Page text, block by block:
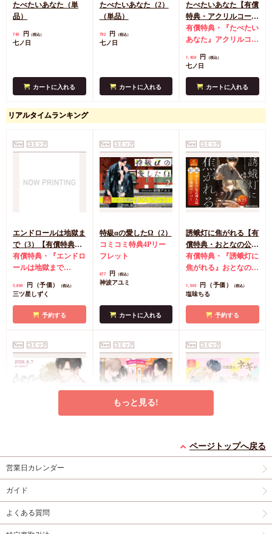
たべたいあなた（単
品）
748 円 （税込）
七ノ日
カートに入れる
たべたいあなた（2）
（単品）
792 円 （税込）
七ノ日
カートに入れる
たべたいあなた【有償
特典・アクリルコース
ター】
有償特典・『たべたい
あなた』アクリルコー
1,408 円 （税込）
七ノ日
カートに入れる
リアルタイムランキング
New コミック
エンドロールは地獄ま
で（3）【有償特典・
小冊子＋箔押しA5ア
クリルボード】
有償特典・『エンドロ
ールは地獄まで
典・『エンドロールは
しA5アクリルボード
コミコミ特典8P小冊
風A5イラストカード
3,894 円（予価） （税込）
三ツ星しずく
予約する
New コミック
特級αの愛したΩ（2）
コミコミ特典4Pリー
フレット
877 円 （税込）
神波アユミ
カートに入れる
New コミック
誘蛾灯に焦がれる【有
償特典・おとなの公式
同人誌】
有償特典・『誘蛾灯に
焦がれる』おとなの公
典漫画ペーパー
1,540 円（予価） （税込）
塩味ちる
予約する
New コミック
有償特典・『うなじに
恋の痕』12P小冊子
1,295
永乃あづみ
カートに入れる
New コミック
ず【有償】+柴崎さん
償】』【8/17締切！予
選)】
2冊セット購入特典・
子＆ミニクリアカード
くらげと恋知らず』お
償特典・『柴崎さんの
New コミック
カモカモ【有償特典・
小冊子】【予約キャン
ら受付開始】
有償特典・『冷蔵庫に
モ』12P小冊子 店舗共
もっと見る!
ページトップへ戻る
営業日カレンダー
ガイド
よくある質問